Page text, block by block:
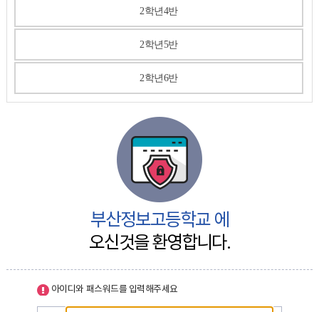
2학년4반
2학년5반
2학년6반
부산정보고등학교 에
오신것을 환영합니다.
아이디와 패스워드를 입력해주세요